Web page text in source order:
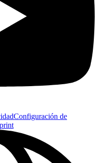
Configuración de